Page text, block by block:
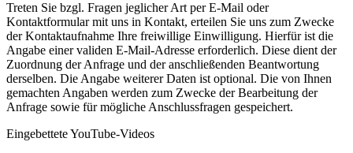
Treten Sie bzgl. Fragen jeglicher Art per E-Mail oder
Kontaktformular mit uns in Kontakt, erteilen Sie uns zum Zwecke
der Kontaktaufnahme Ihre freiwillige Einwilligung. Hierfür ist die
Angabe einer validen E-Mail-Adresse erforderlich. Diese dient der
Zuordnung der Anfrage und der anschließenden Beantwortung
derselben. Die Angabe weiterer Daten ist optional. Die von Ihnen
gemachten Angaben werden zum Zwecke der Bearbeitung der
Anfrage sowie für mögliche Anschlussfragen gespeichert.
Eingebettete YouTube-Videos